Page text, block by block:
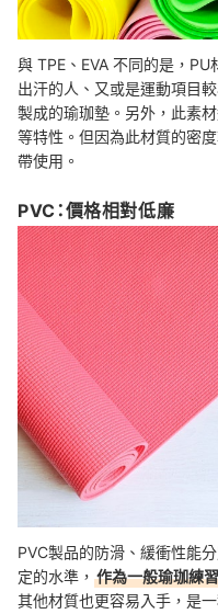
與 TPE、EVA 不同的是，
出汗的人、又或是運動項目
製成的瑜珈墊。另外，此素
等特性。但因為此材質的密
帶使用。
PVC：價格相對低廉
PVC製品的防滑、緩衝性能
定的水準， 作為一般瑜珈練
其他材質也更容易入手，是